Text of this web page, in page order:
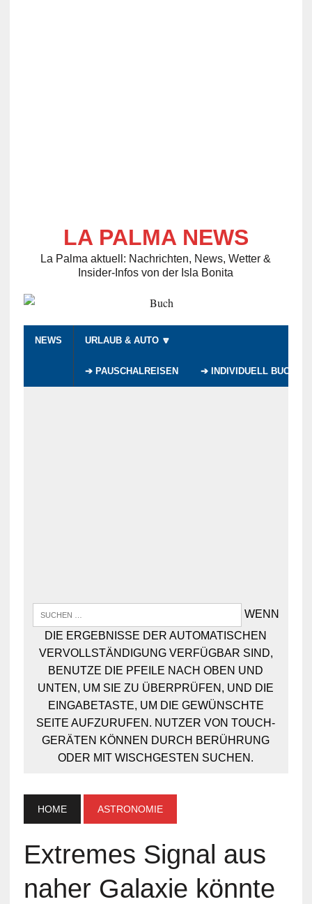
LA PALMA NEWS
La Palma aktuell: Nachrichten, News, Wetter &
Insider-Infos von der Isla Bonita
NEWS URLAUB & AUTO 🔽
➔ PAUSCHALREISEN ➔ INDIVIDUELL BUCHEN
WENN
DIE ERGEBNISSE DER AUTOMATISCHEN
VERVOLLSTÄNDIGUNG VERFÜGBAR SIND,
BENUTZE DIE PFEILE NACH OBEN UND
UNTEN, UM SIE ZU ÜBERPRÜFEN, UND DIE
EINGABETASTE, UM DIE GEWÜNSCHTE
SEITE AUFZURUFEN. NUTZER VON TOUCH-
GERÄTEN KÖNNEN DURCH BERÜHRUNG
ODER MIT WISCHGESTEN SUCHEN.
HOME ASTRONOMIE
Extremes Signal aus
naher Galaxie könnte